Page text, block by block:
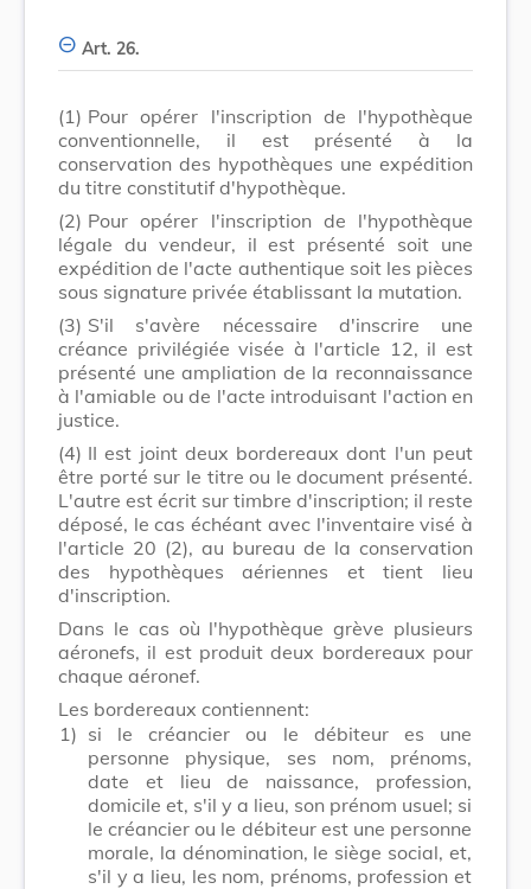
Art. 26.
(1) Pour opérer l'inscription de l'hypothèque
conventionnelle, il est présenté à la
conservation des hypothèques une expédition
du titre constitutif d'hypothèque.
(2) Pour opérer l'inscription de l'hypothèque
légale du vendeur, il est présenté soit une
expédition de l'acte authentique soit les pièces
sous signature privée établissant la mutation.
(3) S'il s'avère nécessaire d'inscrire une
créance privilégiée visée à l'article 12, il est
présenté une ampliation de la reconnaissance
à l'amiable ou de l'acte introduisant l'action en
justice.
(4) II est joint deux bordereaux dont l'un peut
être porté sur le titre ou le document présenté.
L'autre est écrit sur timbre d'inscription; il reste
déposé, le cas échéant avec l'inventaire visé à
l'article 20 (2), au bureau de la conservation
des hypothèques aériennes et tient lieu
d'inscription.
Dans le cas où l'hypothèque grève plusieurs
aéronefs, il est produit deux bordereaux pour
chaque aéronef.
Les bordereaux contiennent:
1) si le créancier ou le débiteur es une
personne physique, ses nom, prénoms,
date et lieu de naissance, profession,
domicile et, s'il y a lieu, son prénom usuel; si
le créancier ou le débiteur est une personne
morale, la dénomination, le siège social, et,
s'il y a lieu, les nom, prénoms, profession et